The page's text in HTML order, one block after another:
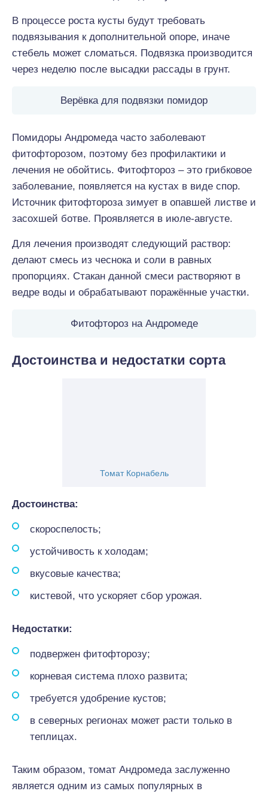
В процессе роста кусты будут требовать
подвязывания к дополнительной опоре, иначе
стебель может сломаться. Подвязка производится
через неделю после высадки рассады в грунт.
Верёвка для подвязки помидор
Помидоры Андромеда часто заболевают
фитофторозом, поэтому без профилактики и
лечения не обойтись. Фитофтороз – это грибковое
заболевание, появляется на кустах в виде спор.
Источник фитофтороза зимует в опавшей листве и
засохшей ботве. Проявляется в июле-августе.
Для лечения производят следующий раствор:
делают смесь из чеснока и соли в равных
пропорциях. Стакан данной смеси растворяют в
ведре воды и обрабатывают поражённые участки.
Фитофтороз на Андромеде
Достоинства и недостатки сорта
Томат Корнабель
Достоинства:
скороспелость;
устойчивость к холодам;
вкусовые качества;
кистевой, что ускоряет сбор урожая.
Недостатки:
подвержен фитофторозу;
корневая система плохо развита;
требуется удобрение кустов;
в северных регионах может расти только в
теплицах.
Таким образом, томат Андромеда заслуженно
является одним из самых популярных в